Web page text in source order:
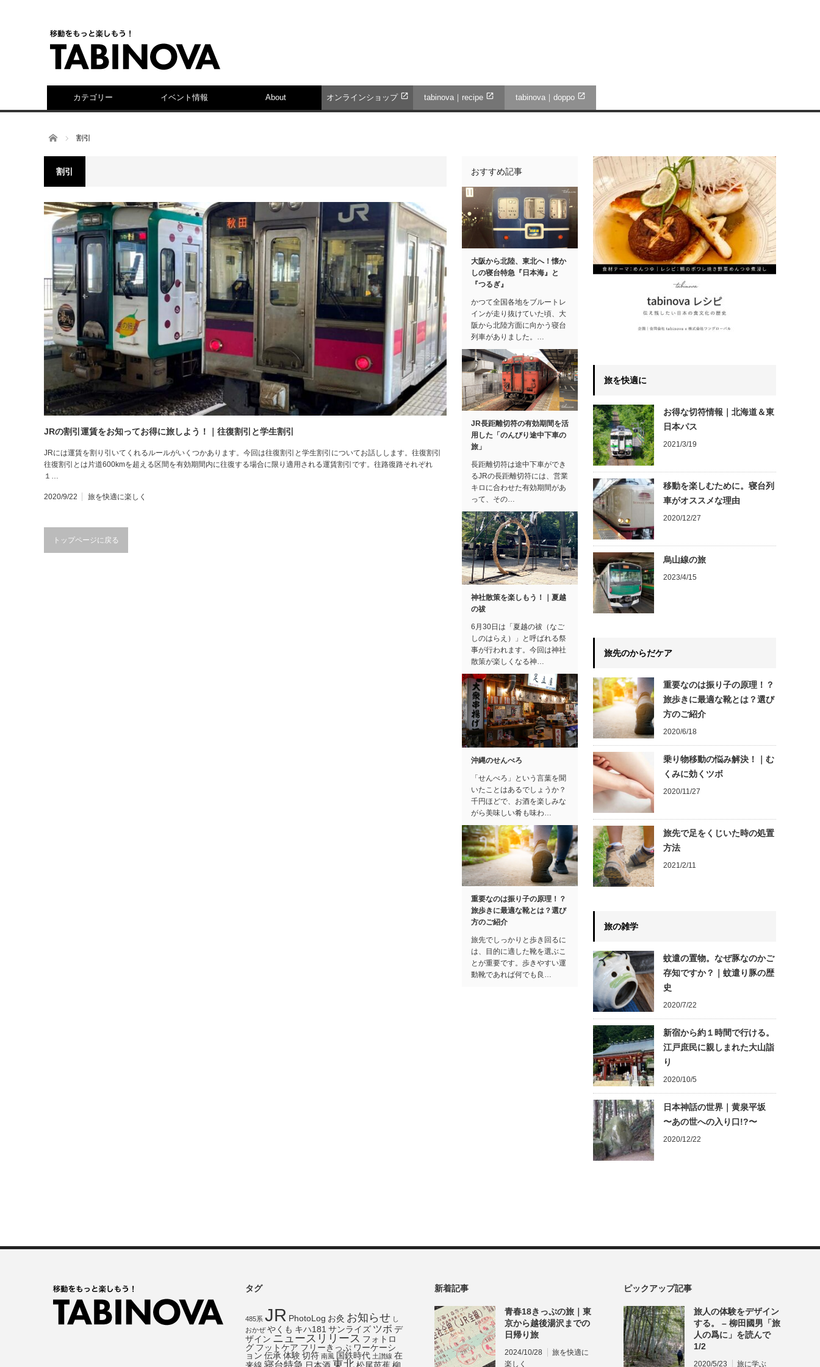
カテゴリー イベント情報 About オンラインショップ open_in_new tabinova｜recipe open_in_new tabinova｜doppo open_in_new
ホーム 割引
割引
JRの割引運賃をお知ってお得に旅しよう！｜往復割引と学生割引
JRには運賃を割り引いてくれるルールがいくつかあります。今回は往復割引と学生割引についてお話しします。往復割引
往復割引とは片道600kmを超える区間を有効期間内に往復する場合に限り適用される運賃割引です。往路復路それぞれ
１…
2020/9/22 旅を快適に楽しく
トップページに戻る
おすすめ記事
大阪から北陸、東北へ！懐か
しの寝台特急『日本海』と
『つるぎ』
かつて全国各地をブルートレ
インが走り抜けていた頃、大
阪から北陸方面に向かう寝台
列車がありました。…
JR長距離切符の有効期間を活
用した「のんびり途中下車の
旅」
長距離切符は途中下車ができ
るJRの長距離切符には、営業
キロに合わせた有効期間があ
って、その…
神社散策を楽しもう！｜夏越
の祓
6月30日は「夏越の祓（なご
しのはらえ）」と呼ばれる祭
事が行われます。今回は神社
散策が楽しくなる神…
沖縄のせんべろ
「せんべろ」という言葉を聞
いたことはあるでしょうか？
千円ほどで、お酒を楽しみな
がら美味しい肴も味わ…
重要なのは振り子の原理！？
旅歩きに最適な靴とは？選び
方のご紹介
旅先でしっかりと歩き回るに
は、目的に適した靴を選ぶこ
とが重要です。歩きやすい運
動靴であれば何でも良…
旅を快適に
お得な切符情報｜北海道＆東
日本パス
2021/3/19
移動を楽しむために。寝台列
車がオススメな理由
2020/12/27
烏山線の旅
2023/4/15
旅先のからだケア
重要なのは振り子の原理！？
旅歩きに最適な靴とは？選び
方のご紹介
2020/6/18
乗り物移動の悩み解決！｜む
くみに効くツボ
2020/11/27
旅先で足をくじいた時の処置
方法
2021/2/11
旅の雑学
蚊遣の置物。なぜ豚なのかご
存知ですか？｜蚊遣り豚の歴
史
2020/7/22
新宿から約１時間で行ける。
江戸庶民に親しまれた大山詣
り
2020/10/5
日本神話の世界｜黄泉平坂
〜あの世への入り口!?〜
2020/12/22
タグ
485系 JR PhotoLog お灸 お知らせ し
おかぜ やくも キハ181 サンライズ ツボ デ
ザイン ニュースリリース フォトロ
グ フットケア フリーきっぷ ワーケーシ
ョン 伝承 体験 切符 南風 国鉄時代 土讃線 在
寝台特急 東北
新着記事
青春18きっぷの旅｜東
京から越後湯沢までの
日帰り旅
2024/10/28
旅を快適に
楽しく
ピックアップ記事
旅人の体験をデザイン
する。 – 柳田國男「旅
人の爲に」を読んで
1/2
2020/5/23 旅に学ぶ